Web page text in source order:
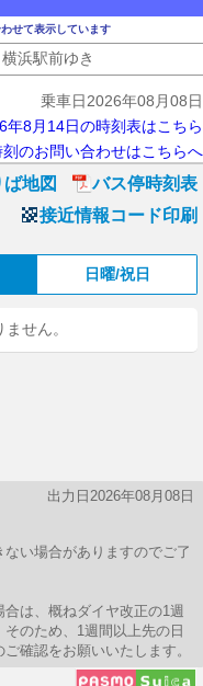
せて表示しています
横浜駅前ゆき
乗車日2026年08月08日
8月14日の時刻表はこちら
刻のお問い合わせはこちらへ
地図
バス停時刻表
接近情報コード印刷
日曜/祝日
せん。
出力日2026年08月08日
い場合がありますのでご了
は、概ねダイヤ改正の1週
のため、1週間以上先の日
確認をお願いいたします。